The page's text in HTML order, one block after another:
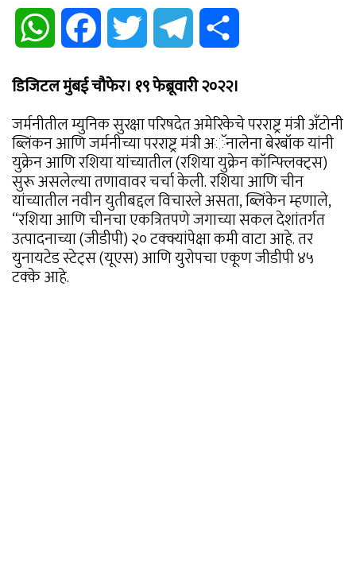
WhatsApp Facebook Twitter Telegram
डिजिटल मुंबई चौफेर। १९ फेब्रूवारी २०२२।
जर्मनीतील म्युनिक सुरक्षा परिषदेत अमेरिकेचे परराष्ट्र मंत्री अँटोनी
ब्लिंकन आणि जर्मनीच्या परराष्ट्र मंत्री अॅनालेना बेरबॉक यांनी
युक्रेन आणि रशिया यांच्यातील (रशिया युक्रेन कॉन्फ्लिक्ट्स)
सुरू असलेल्या तणावावर चर्चा केली. रशिया आणि चीन
यांच्यातील नवीन युतीबद्दल विचारले असता, ब्लिंकेन म्हणाले,
“रशिया आणि चीनचा एकत्रितपणे जगाच्या सकल देशांतर्गत
उत्पादनाच्या (जीडीपी) २० टक्क्यांपेक्षा कमी वाटा आहे. तर
युनायटेड स्टेट्स (यूएस) आणि युरोपचा एकूण जीडीपी ४५
टक्के आहे.